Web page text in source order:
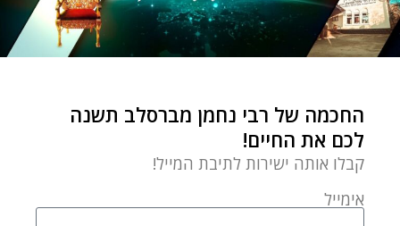
החכמה של רבי נחמן מברסלב תשנה
לכם את החיים!
קבלו אותה ישירות לתיבת המייל!
אימייל